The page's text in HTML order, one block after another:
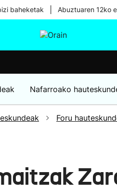
baheketak Abuztuaren 12ko
Nafarroako
Foru